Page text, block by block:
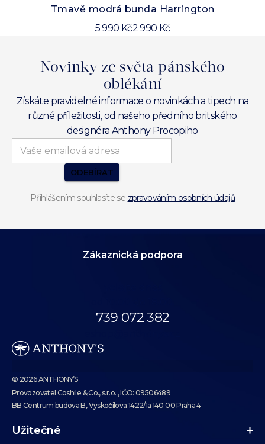
Tmavě modrá bunda Harrington
5 990 Kč2 990 Kč
Novinky ze světa pánského
oblékání
Získáte pravidelné informace o novinkách a tipech na
různé příležitosti, od našeho předního britského
designéra Anthony Procopiho
ODEBÍRAT
Přihlášením souhlasíte se zpravováním osobních údajů
Zákaznická podpora
739 072 382
© 2026 ANTHONY’S
Provozovatel Coshile & Co., s.r.o. , IČO: 09506489
BB Centrum budova B, Vyskočilova 1422/1a 140 00 Praha 4
Užitečné